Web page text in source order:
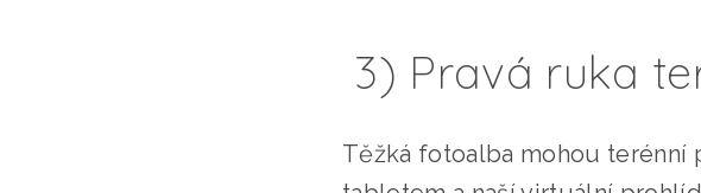
3) Pravá ruka
Těžká fotoalba mohou terénní